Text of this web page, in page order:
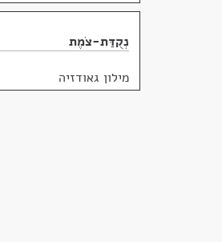
נְקֻדַּת-צֹמֶת
מילון גאודזיה